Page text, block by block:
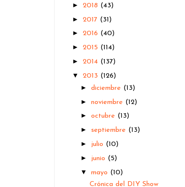
► 2018 (43)
► 2017 (31)
► 2016 (40)
► 2015 (114)
► 2014 (137)
▼ 2013 (126)
►diciembre (13)
►noviembre (12)
►octubre (13)
► septiembre (13)
► julio (10)
► junio (5)
▼mayo (10)
Crónica del DIY Show